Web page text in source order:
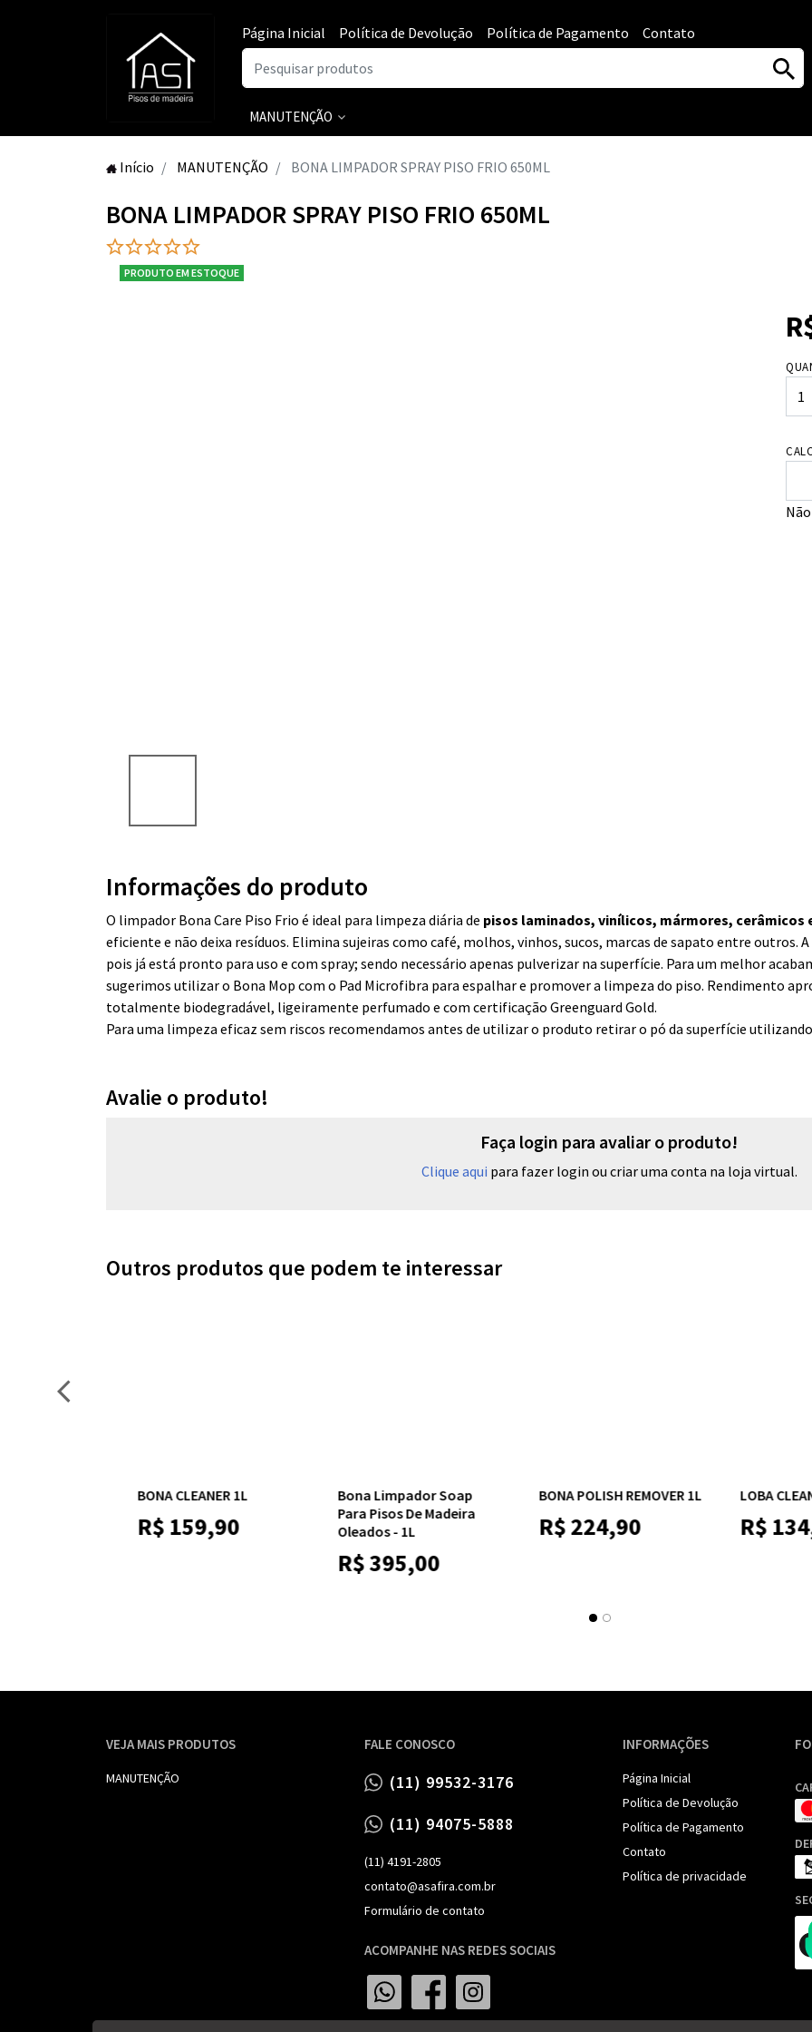
Página Inicial Política de Devolução Política de Pagamento
Contato
MANUTENÇÃO
Início MANUTENÇÃO BONA LIMPADOR SPRAY PISO FRIO 650ML
BONA LIMPADOR SPRAY PISO FRIO 650ML
PRODUTO EM ESTOQUE
Informações do produto
O limpador Bona Care Piso Frio é ideal para limpeza diária de pisos laminados, vinílicos, mármores, cerâmicos
eficiente e não deixa resíduos. Elimina sujeiras como café, molhos, vinhos, sucos, marcas de sapato entre
pois já está pronto para uso e com spray; sendo necessário apenas pulverizar na superfície. Para um melhor
sugerimos utilizar o Bona Mop com o Pad Microfibra para espalhar e promover a limpeza do piso. Rendimento
totalmente biodegradável, ligeiramente perfumado e com certificação Greenguard Gold.
Para uma limpeza eficaz sem riscos recomendamos antes de utilizar o produto retirar o pó da superfície
Avalie o produto!
Faça login para avaliar o produto!
Clique aqui para fazer login ou criar uma conta na loja virtual.
Outros produtos que podem te interessar
Bona Limpador Soap
Oleados - 1L
BONA POLISH REMOVER 1L
R$224,90
LOBA CLEANER 1L
R$134,99
Bona Freshen
Madeira - 1L
VEJA MAIS PRODUTOS
MANUTENÇÃO
FALE CONOSCO
(11) 99532-3176
(11) 94075-5888
(11) 4191-2805
contato@asafira.com.br
Formulário de contato
ACOMPANHE NAS REDES SOCIAIS
INFORMAÇÕES
Página Inicial
Política de Devolução
Política de Pagamento
Contato
Política de privacidade